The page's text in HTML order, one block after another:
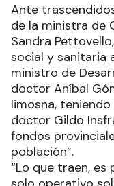
Ante
de la ministra de
Sandra
social y sanitaria
ministro de
doctor Aníbal
limosna,
doctor Gildo
fondos
población”.
“Lo que traen, es